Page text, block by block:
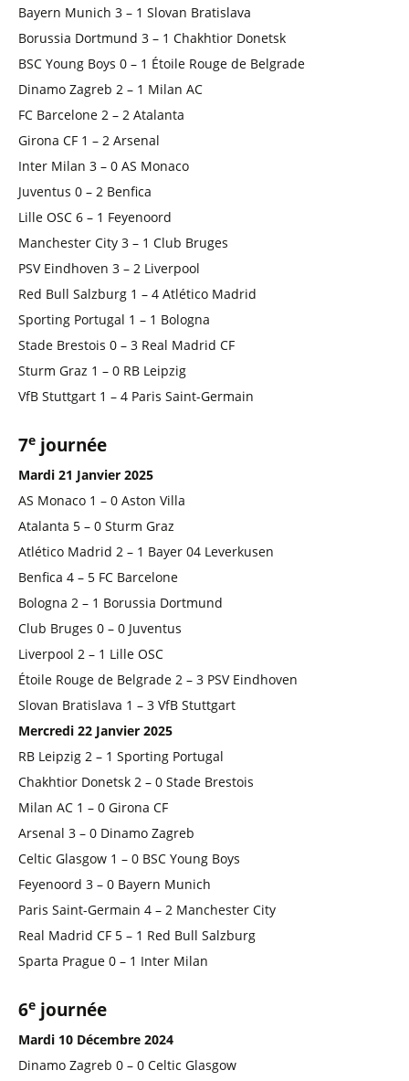
Bayern Munich 3 – 1 Slovan Bratislava
Borussia Dortmund 3 – 1 Chakhtior Donetsk
BSC Young Boys 0 – 1 Étoile Rouge de Belgrade
Dinamo Zagreb 2 – 1 Milan AC
FC Barcelone 2 – 2 Atalanta
Girona CF 1 – 2 Arsenal
Inter Milan 3 – 0 AS Monaco
Juventus 0 – 2 Benfica
Lille OSC 6 – 1 Feyenoord
Manchester City 3 – 1 Club Bruges
PSV Eindhoven 3 – 2 Liverpool
Red Bull Salzburg 1 – 4 Atlético Madrid
Sporting Portugal 1 – 1 Bologna
Stade Brestois 0 – 3 Real Madrid CF
Sturm Graz 1 – 0 RB Leipzig
VfB Stuttgart 1 – 4 Paris Saint-Germain
7e journée
Mardi 21 Janvier 2025
AS Monaco 1 – 0 Aston Villa
Atalanta 5 – 0 Sturm Graz
Atlético Madrid 2 – 1 Bayer 04 Leverkusen
Benfica 4 – 5 FC Barcelone
Bologna 2 – 1 Borussia Dortmund
Club Bruges 0 – 0 Juventus
Liverpool 2 – 1 Lille OSC
Étoile Rouge de Belgrade 2 – 3 PSV Eindhoven
Slovan Bratislava 1 – 3 VfB Stuttgart
Mercredi 22 Janvier 2025
RB Leipzig 2 – 1 Sporting Portugal
Chakhtior Donetsk 2 – 0 Stade Brestois
Milan AC 1 – 0 Girona CF
Arsenal 3 – 0 Dinamo Zagreb
Celtic Glasgow 1 – 0 BSC Young Boys
Feyenoord 3 – 0 Bayern Munich
Paris Saint-Germain 4 – 2 Manchester City
Real Madrid CF 5 – 1 Red Bull Salzburg
Sparta Prague 0 – 1 Inter Milan
6e journée
Mardi 10 Décembre 2024
Dinamo Zagreb 0 – 0 Celtic Glasgow